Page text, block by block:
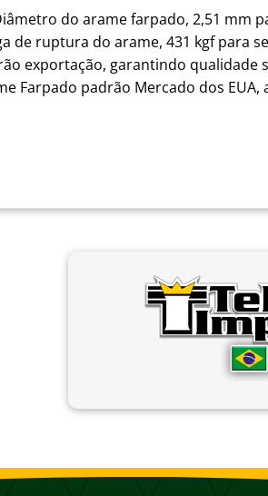
do arame farpado, 2,51 mm
de ruptura do arame, 431 kgf para
exportação, garantindo qualidade
Farpado padrão Mercado dos